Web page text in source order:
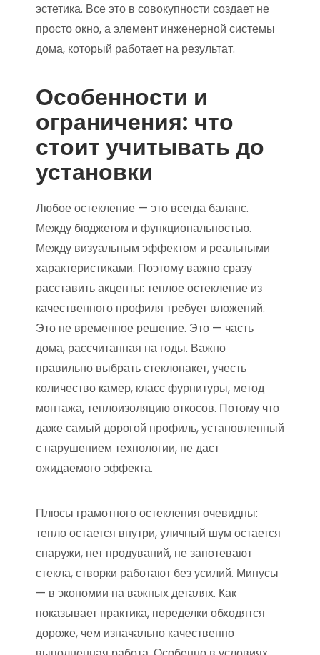
эстетика. Все это в совокупности создает не
просто окно, а элемент инженерной системы
дома, который работает на результат.
Особенности и
ограничения: что
стоит учитывать до
установки
Любое остекление — это всегда баланс.
Между бюджетом и функциональностью.
Между визуальным эффектом и реальными
характеристиками. Поэтому важно сразу
расставить акценты: теплое остекление из
качественного профиля требует вложений.
Это не временное решение. Это — часть
дома, рассчитанная на годы. Важно
правильно выбрать стеклопакет, учесть
количество камер, класс фурнитуры, метод
монтажа, теплоизоляцию откосов. Потому что
даже самый дорогой профиль, установленный
с нарушением технологии, не даст
ожидаемого эффекта.
Плюсы грамотного остекления очевидны:
тепло остается внутри, уличный шум остается
снаружи, нет продуваний, не запотевают
стекла, створки работают без усилий. Минусы
— в экономии на важных деталях. Как
показывает практика, переделки обходятся
дороже, чем изначально качественно